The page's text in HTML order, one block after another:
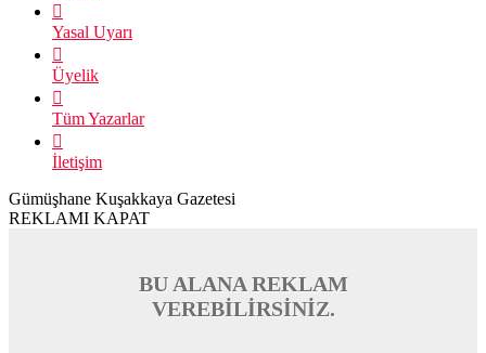
Yasal Uyarı
Üyelik
Tüm Yazarlar
İletişim
Gümüşhane Kuşakkaya Gazetesi
REKLAMI KAPAT
BU ALANA REKLAM
VEREBİLİRSİNİZ.